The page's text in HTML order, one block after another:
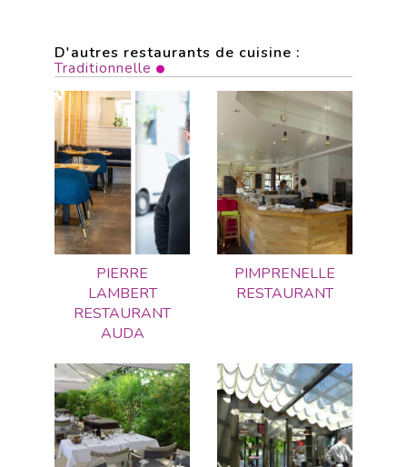
D'autres restaurants de cuisine :
Traditionnelle
PIERRE
LAMBERT
RESTAURANT
AUDA
PIMPRENELLE
RESTAURANT